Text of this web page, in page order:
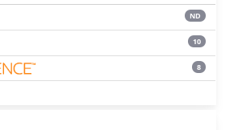
ND
10
8